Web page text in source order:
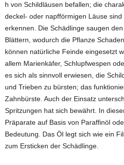
h von Schildläusen befallen; die
deckel- oder napfförmigen Läuse
erkennen. Die Schädlinge saugen
Blättern, wodurch die Pflanze
können natürliche Feinde eingesetzt
allem Marienkäfer, Schlupfwespen
es sich als sinnvoll erwiesen, die
und Trieben zu bürsten; das
Zahnbürste. Auch der Einsatz
Spritzungen hat sich bewährt. In
Präparate auf Basis von Paraffinöl
Bedeutung. Das Öl legt sich wie ein
zum Ersticken der Schädlinge.